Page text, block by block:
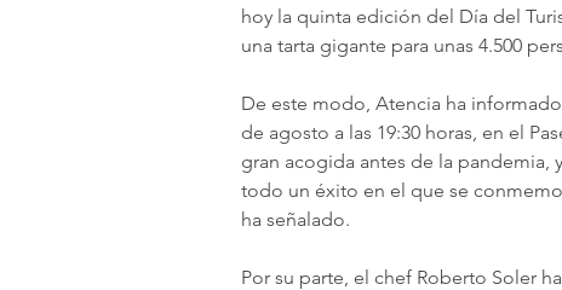
hoy la quinta edición del Día del
una tarta gigante para unas 4.500
De este modo, Atencia ha
de agosto a las 19:30 horas, en el
gran acogida antes de la pandemia,
todo un éxito en el que se
ha señalado.
Por su parte, el chef Roberto Soler